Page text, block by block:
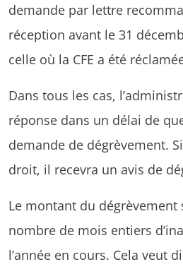
demande par lettre
réception avant le 31
celle où la CFE a été
Dans tous les cas,
réponse dans un délai de
demande de dégrèvement.
droit, il recevra un avis de
Le montant du dégrèvement
nombre de mois entiers
l’année en cours. Cela veut